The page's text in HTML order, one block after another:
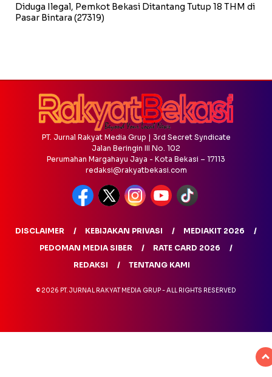
Diduga Ilegal, Pemkot Bekasi Ditantang Tutup 18 THM di
Pasar Bintara (27319)
PT. Jurnal Rakyat Media Grup | 3rd Secret Syndicate
Jalan Beringin III No. 102
Perumahan Margahayu Jaya - Kota Bekasi – 17113
redaksi@rakyatbekasi.com
DISCLAIMER KEBIJAKAN PRIVASI
MEDIAKIT 2026
PEDOMAN MEDIA SIBER
RATE CARD 2026
REDAKSI
TENTANG KAMI
© 2026 PT. JURNAL RAKYAT MEDIA GRUP - ALL RIGHTS RESERVED